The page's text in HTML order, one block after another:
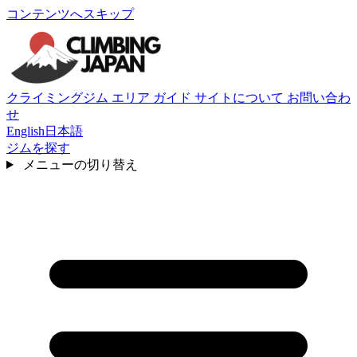
コンテンツへスキップ
クライミングジム エリア ガイド サイトについて お問い合わ
せ
English 日本語
ジムを探す
メニューの切り替え